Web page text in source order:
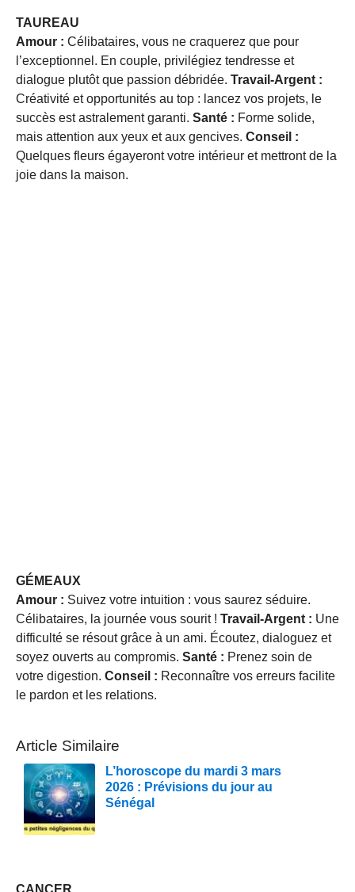
TAUREAU
Amour : Célibataires, vous ne craquerez que pour
l’exceptionnel. En couple, privilégiez tendresse et
dialogue plutôt que passion débridée. Travail-Argent :
Créativité et opportunités au top : lancez vos projets, le
succès est astralement garanti. Santé : Forme solide,
mais attention aux yeux et aux gencives. Conseil :
Quelques fleurs égayeront votre intérieur et mettront de la
joie dans la maison.
GÉMEAUX
Amour : Suivez votre intuition : vous saurez séduire.
Célibataires, la journée vous sourit ! Travail-Argent : Une
difficulté se résout grâce à un ami. Écoutez, dialoguez et
soyez ouverts au compromis. Santé : Prenez soin de
votre digestion. Conseil : Reconnaître vos erreurs facilite
le pardon et les relations.
Article Similaire
L’horoscope du mardi 3 mars
2026 : Prévisions du jour au
Sénégal
CANCER